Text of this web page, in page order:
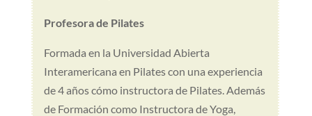
Profesora de Pilates
Formada en la Universidad Abierta
Interamericana en Pilates con una experiencia
de 4 años cómo instructora de Pilates. Además
de Formación como Instructora de Yoga,